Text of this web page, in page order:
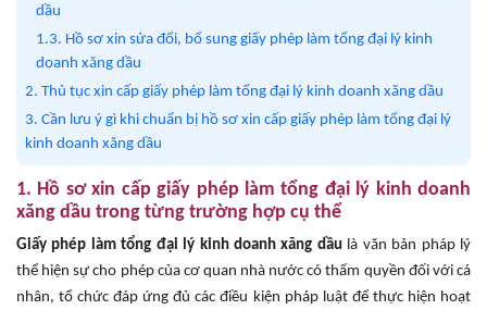
dầu
1.3. Hồ sơ xin sửa đổi, bổ sung giấy phép làm tổng đại lý kinh
doanh xăng dầu
2. Thủ tục xin cấp giấy phép làm tổng đại lý kinh doanh xăng dầu
3. Cần lưu ý gì khi chuẩn bị hồ sơ xin cấp giấy phép làm tổng đại lý
kinh doanh xăng dầu
1. Hồ sơ xin cấp giấy phép làm tổng đại lý kinh doanh
xăng dầu trong từng trường hợp cụ thể
Giấy phép làm tổng đại lý kinh doanh xăng dầulà văn bản pháp lý
thể hiện sự cho phép của cơ quan nhà nước có thẩm quyền đối với cá
nhân, tổ chức đáp ứng đủ các điều kiện pháp luật để thực hiện hoạt